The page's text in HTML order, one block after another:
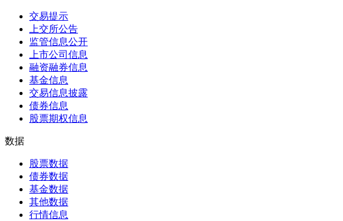
交易提示
上交所公告
监管信息公开
上市公司信息
融资融券信息
基金信息
交易信息披露
债券信息
股票期权信息
数据
股票数据
债券数据
基金数据
其他数据
行情信息